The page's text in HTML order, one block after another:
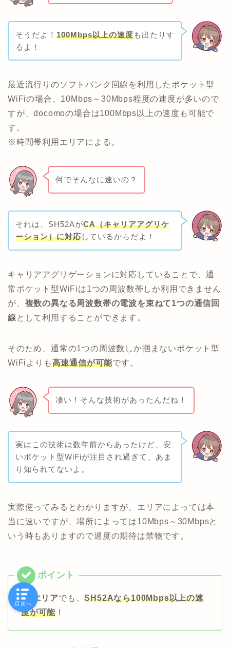
そうだよ！ 100Mbps以上の速度も出たりす
るよ！
最近流行りのソフトバンク回線を利用したポケット型
WiFiの場合、10Mbps～30Mbps程度の速度が多いので
すが、docomoの場合は100Mbps以上の速度も可能で
す。
※時間帯利用エリアによる。
何でそんなに速いの？
それは、SH52AがCA（キャリアアグリケ
ーション）に対応しているからだよ！
キャリアアグリゲーションに対応していることで、通
常ポケット型WiFiは1つの周波数帯しか利用できません
が、 複数の異なる周波数帯の電波を束ねて1つの通信回
線 として利用することができます。
そのため、通常の1つの周波数しか掴まないポケット型
WiFiよりも高速通信が可能です。
凄い！そんな技術があったんだね！
実はこの技術は数年前からあったけど、安
いポケット型WiFiが注目され過ぎて、あま
り知られてないよ。
実際使ってみるとわかりますが、エリアによっては本
当に速いですが、場所によっては10Mbps～30Mbpsと
いう時もありますので過度の期待は禁物です。
4Gエリアでも、SH52Aなら100Mbps以上の速
度が可能 ！
目次へ